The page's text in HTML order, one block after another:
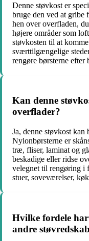
Denne støvkost er
bruge den ved at gribe
hen over overfladen,
højere områder som
støvkosten til at
sværttilgængelige
rengøre børsterne
Kan denne
overflader?
Ja, denne støvkost kan
Nylonbørsterne er
træ, fliser, laminat og
beskadige eller ridse
velegnet til rengøring i
stuer, soveværelser,
Hvilke fordele
andre